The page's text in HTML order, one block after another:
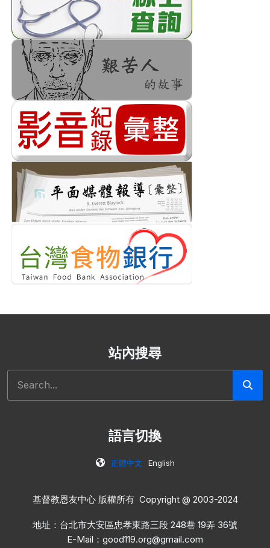
站內搜尋
語言切換
正體中文 English
基督教恩友中心 版權所有 Copyright @ 2003-2024
地址：台北市大安區忠孝東路三段 248巷 19弄 36號
E-Mail： good119.org@gmail.com